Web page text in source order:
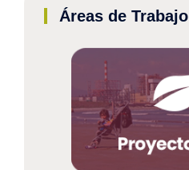
Áreas de Trabajo